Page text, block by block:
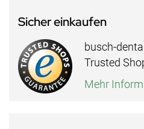
Sicher einkaufen
busch-
Trusted
Mehr